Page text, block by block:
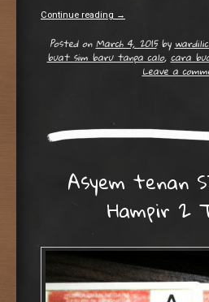
Continue reading →
Posted onMarch 4, 2015by
buat sim baru tanpa calo, cara
Leave a
Asyem tenan
Hampir 2